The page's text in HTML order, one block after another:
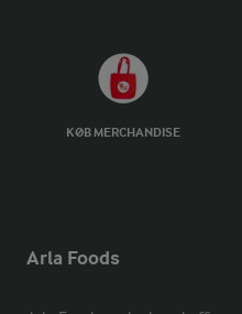
KØB MERCHANDISE
Arla Foods